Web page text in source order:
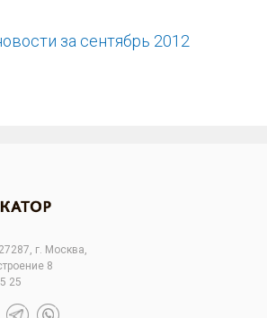
за сентябрь 2012
г. Москва,
8
25